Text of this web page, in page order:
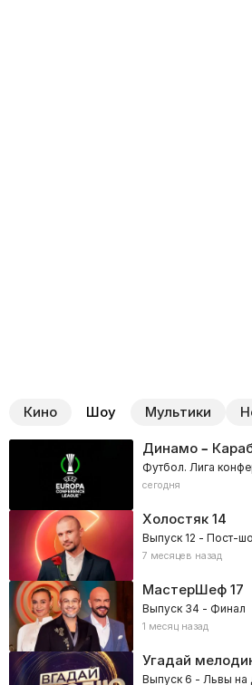
Кино Шоу Мультики
Динамо –
Футбол. Лига
сегодня
Холостяк14
Выпуск 12 - Пост-
7 месяцев назад
МастерШеф17
Выпуск 34 - Финал
1 месяц назад
Угадай
Выпуск 6 - Львы на